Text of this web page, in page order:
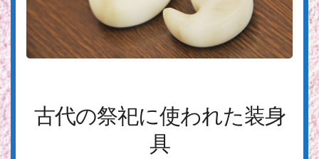
古代の祭祀に使われた装身
具